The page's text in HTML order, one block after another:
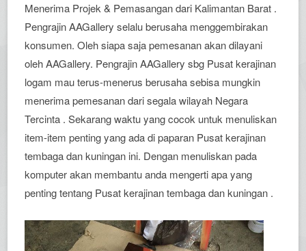
Menerima Projek & Pemasangan dari Kalimantan Barat .
Pengrajin AAGallery selalu berusaha menggembirakan
konsumen. Oleh siapa saja pemesanan akan dilayani
oleh AAGallery. Pengrajin AAGallery sbg Pusat kerajinan
logam mau terus-menerus berusaha sebisa mungkin
menerima pemesanan dari segala wilayah Negara
Tercinta . Sekarang waktu yang cocok untuk menuliskan
item-item penting yang ada di paparan Pusat kerajinan
tembaga dan kuningan ini. Dengan menuliskan pada
komputer akan membantu anda mengerti apa yang
penting tentang Pusat kerajinan tembaga dan kuningan .